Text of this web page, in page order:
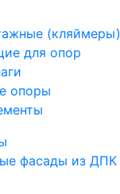
(кляймеры)
для опор
опоры
фасады из ДПК